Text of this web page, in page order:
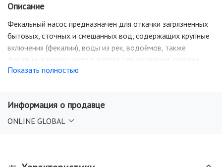
Описание
Фекальный насос предназначен для откачки загрязненных
бытовых, сточных и смешанных вод, содержащих крупные
включения (фекалии), воды из рек, водоёмов, также
фекальные насосы используются для орошения, подачи
воды с глубины. Насос обладает высокой
чугуна, обладает высокими коррозийными свойствами. За
счет своей большой массы устойчиво стоит на дне
Показать полностью
Информация о продавце
ONLINE GLOBAL